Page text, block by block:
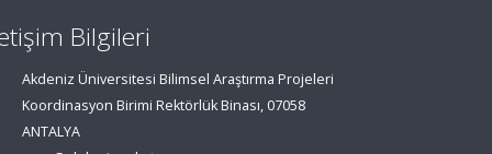
Bilgileri
Akdeniz Üniversitesi Bilimsel Araştırma Projeleri
Koordinasyon Birimi Rektörlük Binası, 07058
ANTALYA